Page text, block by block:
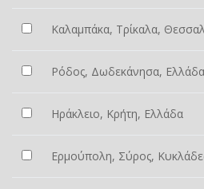
Καλαμπάκα, Τρίκαλα,
Ρόδος, Δωδεκάνησα, Ελλάδα
Ηράκλειο, Κρήτη, Ελλάδα
Ερμούπολη, Σύρος,